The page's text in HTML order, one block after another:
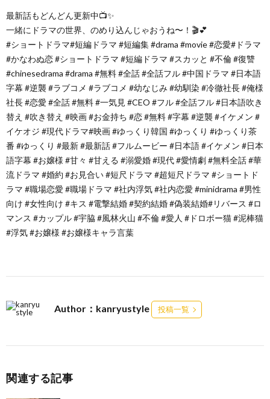
最新話もどんどん更新中📺✨
一緒にドラマの世界、のめり込んじゃおうね〜！🎬💕
#ショートドラマ#短編ドラマ #短編集 #drama #movie #恋愛#ドラマ
#かなわぬ恋 #ショートドラマ #短編ドラマ #スカッと #不倫 #復讐
#chinesedrama #drama #無料 #全話 #全話フル #中国ドラマ #日本語
字幕 #逆襲 #ラブコメ #ラブコメ #幼なじみ #幼馴染 #冷徹社長 #俺様
社長 #恋愛 #全話 #無料 #一気見 #CEO #フル #全話フル #日本語吹き
替え #吹き替え #映画 #お金持ち #恋 #無料 #字幕 #逆襲 #イケメン #
イケオジ #現代ドラマ#映画 #ゆっくり韓国 #ゆっくり #ゆっくり茶
番 #ゆっくり #最新 #最新話 #フルムービー #日本語 #イケメン #日本
語字幕 #お嬢様 #甘々 #甘える #溺愛婚 #現代 #愛情劇 #無料全話 #華
流ドラマ #婚約 #お見合い #短尺ドラマ #超短尺ドラマ #ショートド
ラマ #職場恋愛 #職場ドラマ #社内浮気 #社内恋愛 #minidrama #男性
向け #女性向け #キス #電撃結婚 #契約結婚 #偽装結婚#リバース #ロ
マンス #カップル #宇脇 #風林火山 #不倫 #愛人 #ドロボー猫 #泥棒猫
#浮気 #お嬢様 #お嬢様キャラ言葉
Author：kanryustyle 投稿一覧
関連する記事